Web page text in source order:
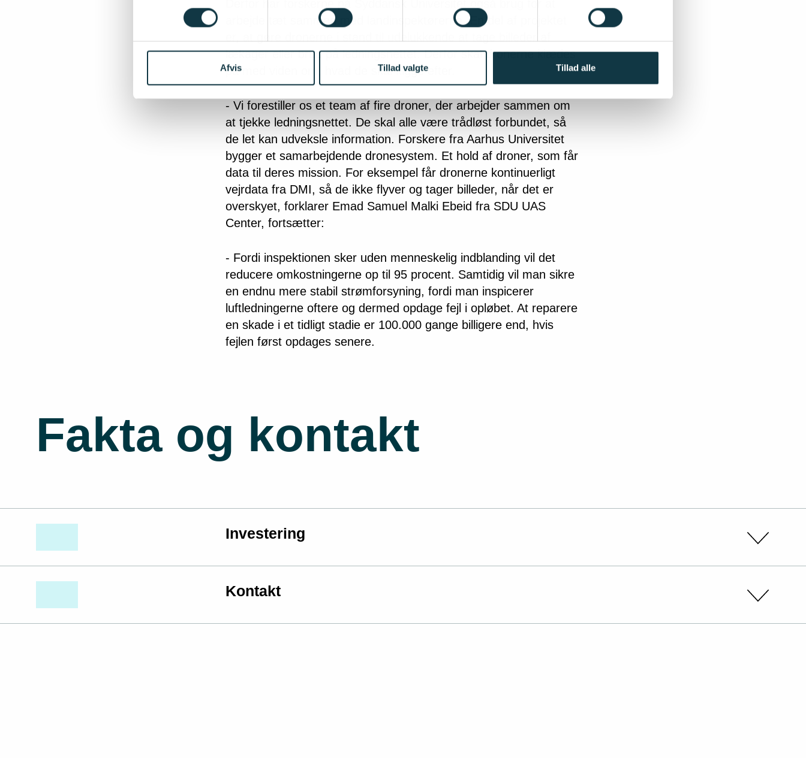
Afvis Tillad valgte Tillad alle
arbejde tæt sammen med landinspektørerne. En del af projektet
lækager eller brud på ledningsnettet. Derfor skal dronerne klædes
på med viden om, hvad de skal kigge efter.
- Vi forestiller os et team af fire droner, der arbejder sammen om
at tjekke ledningsnettet. De skal alle være trådløst forbundet, så
de let kan udveksle information. Forskere fra Aarhus Universitet
bygger et samarbejdende dronesystem. Et hold af droner, som får
data til deres mission. For eksempel får dronerne kontinuerligt
vejrdata fra DMI, så de ikke flyver og tager billeder, når det er
overskyet, forklarer Emad Samuel Malki Ebeid fra SDU UAS
Center, fortsætter:
- Fordi inspektionen sker uden menneskelig indblanding vil det
reducere omkostningerne op til 95 procent. Samtidig vil man sikre
en endnu mere stabil strømforsyning, fordi man inspicerer
luftledningerne oftere og dermed opdage fejl i opløbet. At reparere
en skade i et tidligt stadie er 100.000 gange billigere end, hvis
fejlen først opdages senere.
Fakta og kontakt
Investering
Kontakt